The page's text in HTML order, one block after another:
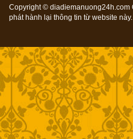
Copyright © diadiemanuong24h.com
phát hành lại thông tin từ website này.